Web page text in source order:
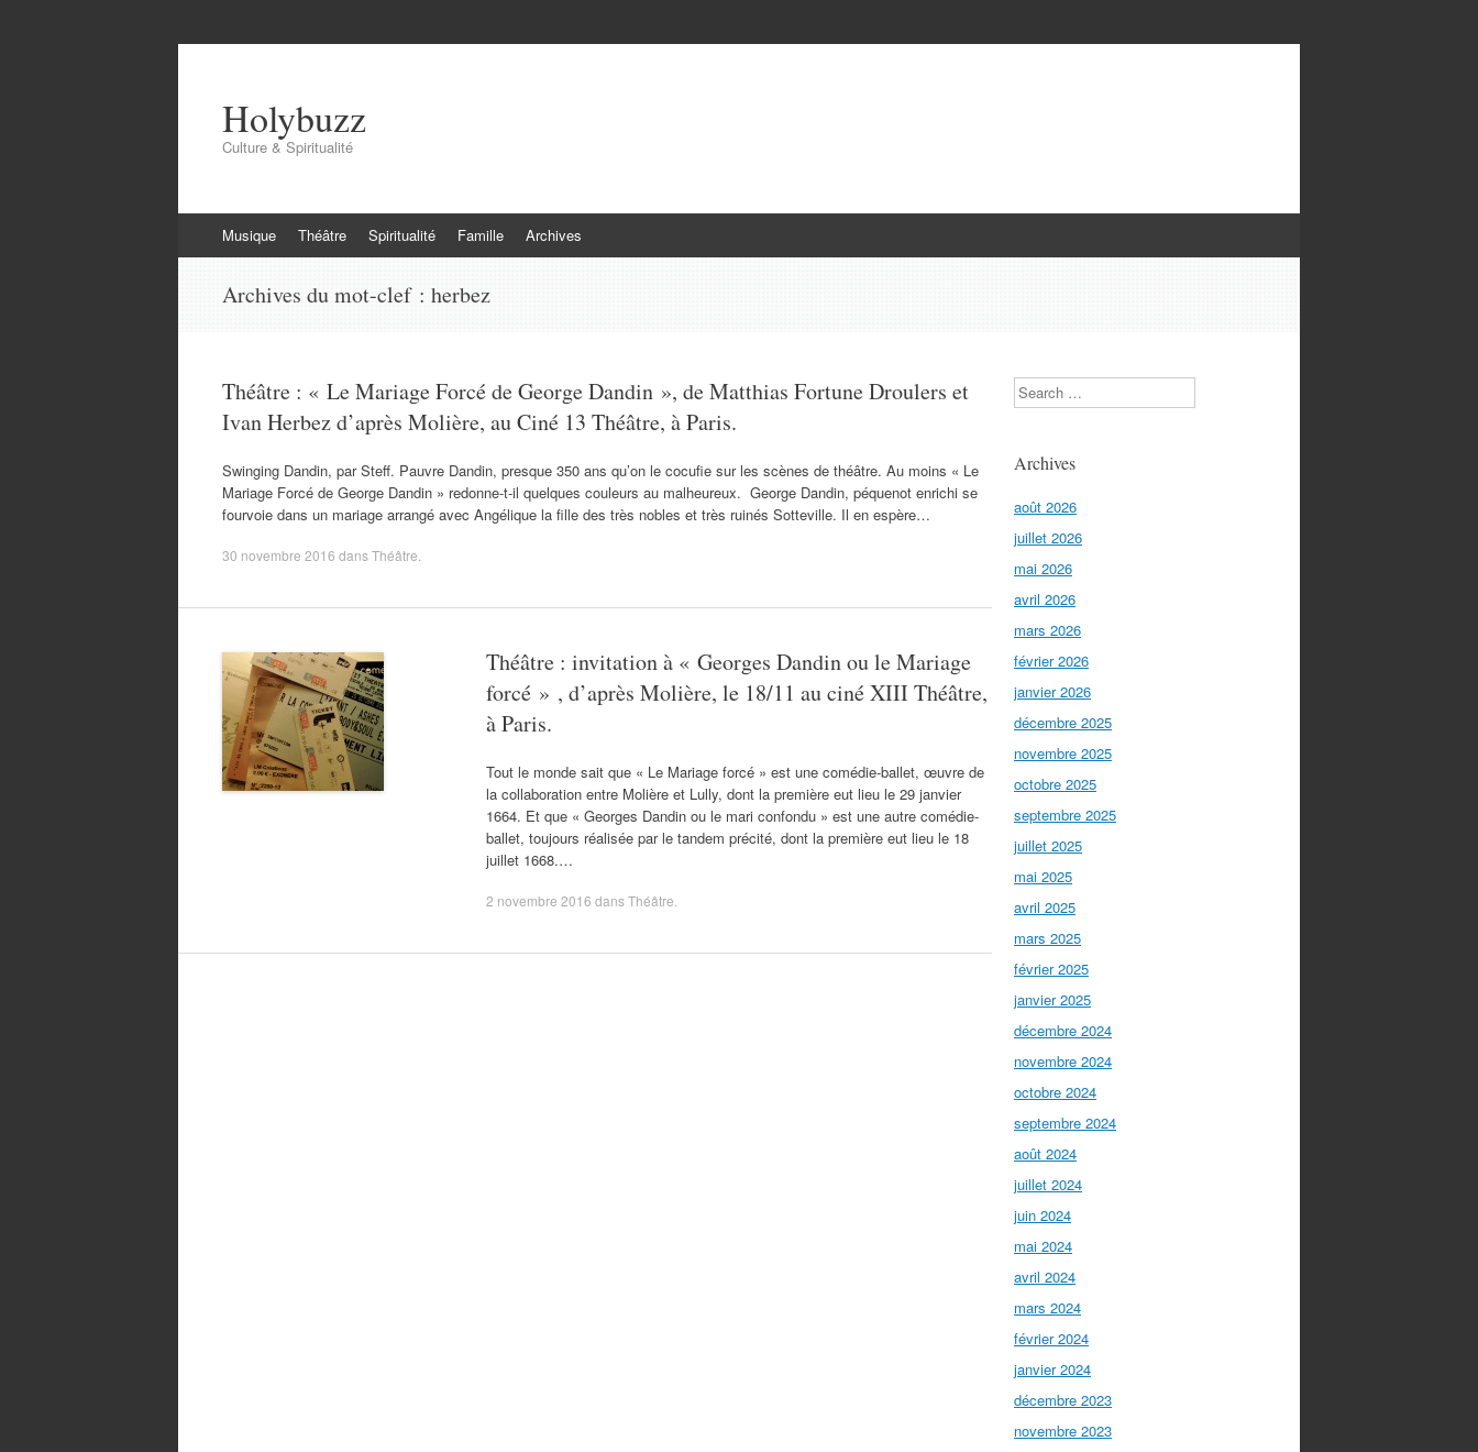
Holybuzz
Culture & Spiritualité
au
Musique Théâtre Spiritualité Famille Archives
Archives du mot-clef : herbez
Théâtre : « Le Mariage Forcé de George Dandin », de Matthias Fortune Droulers et
Ivan Herbez d’après Molière, au Ciné 13 Théâtre, à Paris.
Swinging Dandin, par Steff. Pauvre Dandin, presque 350 ans qu’on le cocufie sur les scènes de théâtre. Au moins « Le
Mariage Forcé de George Dandin » redonne-t-il quelques couleurs au malheureux. George Dandin, péquenot enrichi se
fourvoie dans un mariage arrangé avec Angélique la fille des très nobles et très ruinés Sotteville. Il en espère…
30 novembre 2016 dansThéâtre
Théâtre : invitation à « Georges Dandin ou le Mariage
forcé » , d’après Molière, le 18/11 au ciné XIII Théâtre,
à Paris.
Tout le monde sait que « Le Mariage forcé » est une comédie-ballet, œuvre de
la collaboration entre Molière et Lully, dont la première eut lieu le 29 janvier
1664. Et que « Georges Dandin ou le mari confondu » est une autre comédie-
ballet, toujours réalisée par le tandem précité, dont la première eut lieu le 18
juillet 1668.…
2 novembre 2016 dansThéâtre
Search
Archives
août 2026
juillet 2026
mai 2026
avril 2026
mars 2026
février 2026
janvier 2026
décembre 2025
novembre 2025
octobre 2025
septembre 2025
juillet 2025
mai 2025
avril 2025
mars 2025
février 2025
janvier 2025
décembre 2024
novembre 2024
octobre 2024
septembre 2024
août 2024
juillet 2024
juin 2024
mai 2024
avril 2024
mars 2024
février 2024
janvier 2024
décembre 2023
novembre 2023